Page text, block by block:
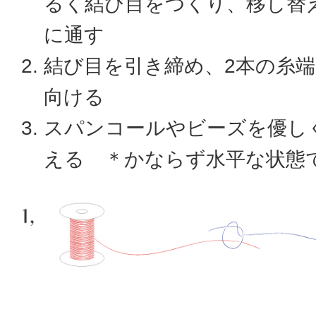
に通す
結び目を引き締め、2本の糸
向ける
スパンコールやビーズを優し
える ＊かならず水平な状態